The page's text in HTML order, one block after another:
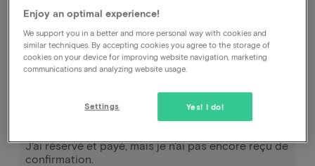
Comment puis-je annuler ma réservation, auprès
de l'hôtel ou auprès de vous ?
Comment fonctionne Pay later ?
J'ai réservé et payé, mais je n'ai pas encore reçu de
confirmation.
Enjoy an optimal experience!
We support you in a better and more personal way with cookies and
similar techniques. By accepting cookies you agree to the storage of
cookies on your device for improving website navigation, marketing
communications and analyzing website usage.
Yes! I do!
Settings